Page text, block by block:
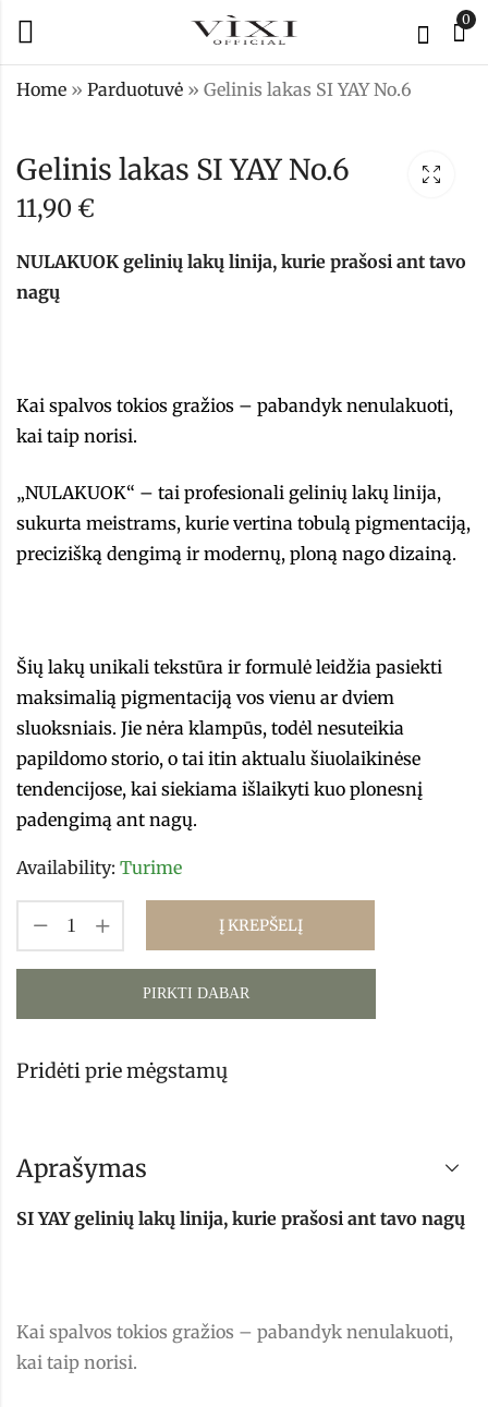
0
Home » Parduotuvė » Gelinis lakas SI YAY No.6
Gelinis lakas SI
YAY No.4
Gelinis lakas SI
YAY No.5
Gelinis lakas SI YAY No.6
11,90 €
NULAKUOK gelinių lakų linija, kurie prašosi ant tavo
nagų
Kai spalvos tokios gražios – pabandyk nenulakuoti,
kai taip norisi.
„NULAKUOK“ – tai profesionali gelinių lakų linija,
sukurta meistrams, kurie vertina tobulą pigmentaciją,
precizišką dengimą ir modernų, ploną nago dizainą.
Šių lakų unikali tekstūra ir formulė leidžia pasiekti
maksimalią pigmentaciją vos vienu ar dviem
sluoksniais. Jie nėra klampūs, todėl nesuteikia
papildomo storio, o tai itin aktualu šiuolaikinėse
tendencijose, kai siekiama išlaikyti kuo plonesnį
padengimą ant nagų.
Availability: Turime
Į KREPŠELĮ
PIRKTI DABAR
Pridėti prie mėgstamų
Aprašymas
SI YAY gelinių lakų linija, kurie prašosi ant tavo nagų
Kai spalvos tokios gražios – pabandyk nenulakuoti,
kai taip norisi.